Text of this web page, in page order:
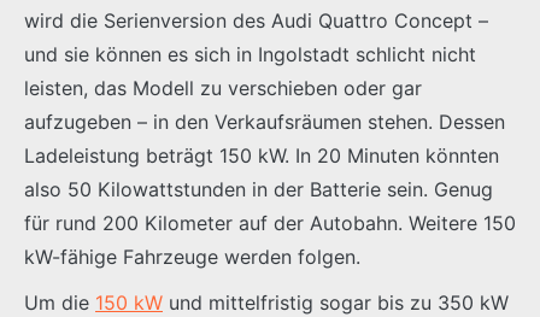
wird die Serienversion des Audi Quattro Concept –
und sie können es sich in Ingolstadt schlicht nicht
leisten, das Modell zu verschieben oder gar
aufzugeben – in den Verkaufsräumen stehen. Dessen
Ladeleistung beträgt 150 kW. In 20 Minuten könnten
also 50 Kilowattstunden in der Batterie sein. Genug
für rund 200 Kilometer auf der Autobahn. Weitere 150
kW-fähige Fahrzeuge werden folgen.
Um die 150 kW und mittelfristig sogar bis zu 350 kW